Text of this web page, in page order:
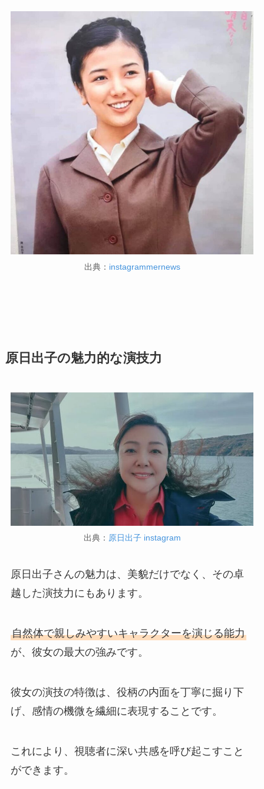
出典： instagrammernews
原日出子の魅力的な演技力
出典： 原日出子 instagram
原日出子さんの魅力は、美貌だけでなく、その卓
越した演技力にもあります。
自然体で親しみやすいキャラクターを演じる能力
が、彼女の最大の強みです。
彼女の演技の特徴は、役柄の内面を丁寧に掘り下
げ、感情の機微を繊細に表現することです。
これにより、視聴者に深い共感を呼び起こすこと
ができます。